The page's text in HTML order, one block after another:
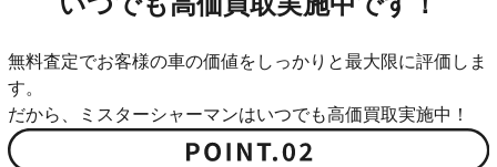
無料査定でお客様の車の価値をしっかりと最大限に評価しま
す。
だから、ミスターシャーマンはいつでも高価買取実施中！